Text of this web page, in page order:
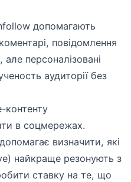
допомагають
повідомлення
персоналізовані
аудиторії без
контенту
в соцмережах.
визначити, які
найкраще резонують з
ставку на те, що